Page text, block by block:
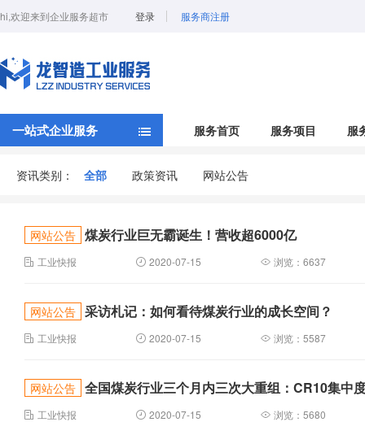
hi,欢迎来到企业服务超市 登录 服务商注册
一站式企业服务 服务首页 服务项目 服
资讯类别： 全部 政策资讯 网站公告
网站公告 煤炭行业巨无霸诞生！营收超6000亿
工业快报 2020-07-15 浏览：6637
网站公告 采访札记：如何看待煤炭行业的成长空间？
工业快报 2020-07-15 浏览：5587
网站公告 全国煤炭行业三个月内三次大重组：CR10集中
工业快报 2020-07-15 浏览：5680